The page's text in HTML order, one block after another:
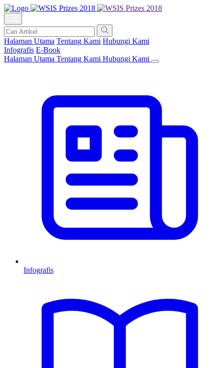
Halaman Utama Tentang Kami Hubungi Kami
Infografis E-Book
Halaman Utama Tentang Kami Hubungi Kami
Infografis